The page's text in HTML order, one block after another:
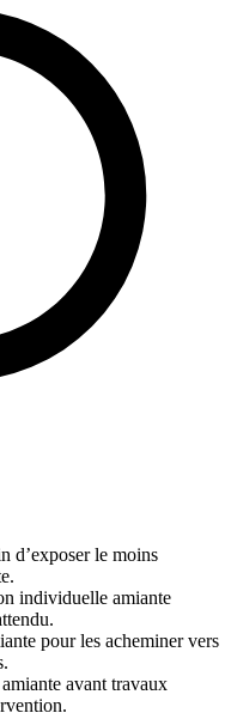
d’exposer le moins
individuelle amiante
pour les acheminer vers
avant travaux